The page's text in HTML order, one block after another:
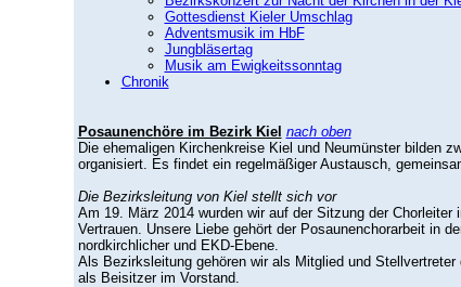
Gottesdienst Kieler Umschlag
Adventsmusik im HbF
Jungbläsertag
Musik am Ewigkeitssonntag
Chronik
Posaunenchöre im Bezirk Kiel nach oben
Die ehemaligen Kirchenkreise Kiel und Neumünster bilden
organisiert. Es findet ein regelmäßiger Austausch,
Die Bezirksleitung von Kiel stellt sich vor
Am 19. März 2014 wurden wir auf der Sitzung der
Vertrauen. Unsere Liebe gehört der Posaunenchorarbeit in
nordkirchlicher und EKD-Ebene.
Als Bezirksleitung gehören wir als Mitglied und
als Beisitzer im Vorstand.